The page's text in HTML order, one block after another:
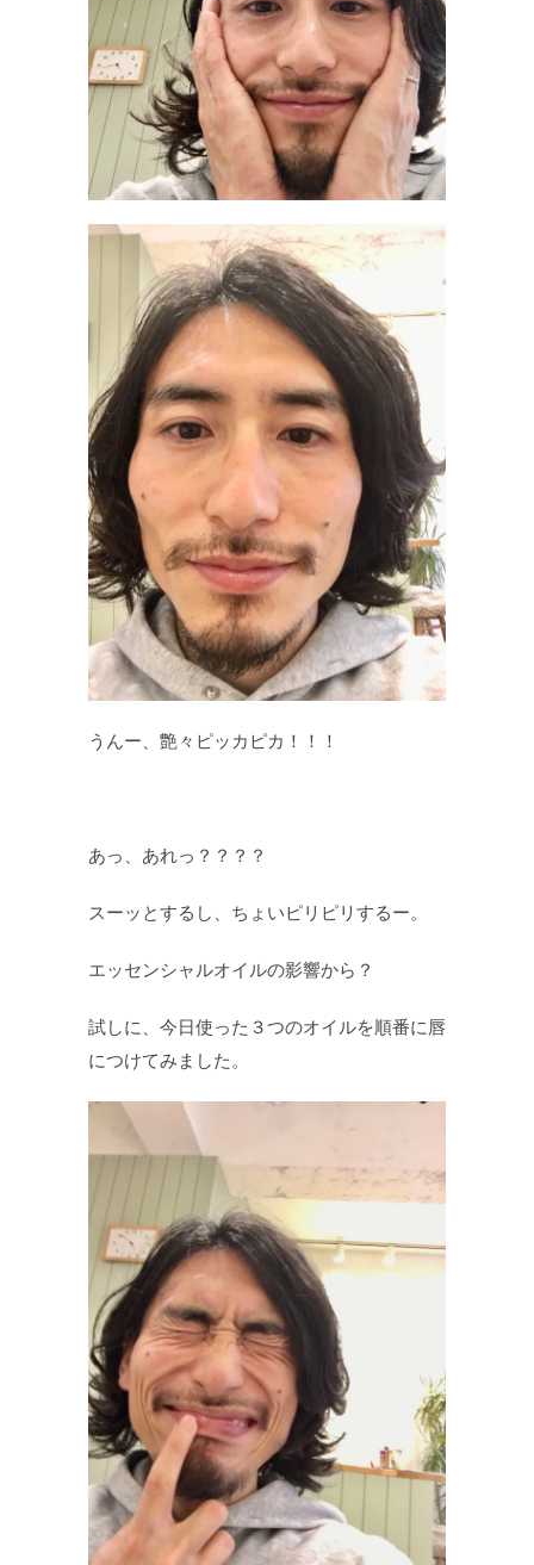
うんー、艶々ピッカピカ！！！
あっ、あれっ？？？？
スーッとするし、ちょいピリピリするー。
エッセンシャルオイルの影響から？
試しに、今日使った３つのオイルを順番に唇
につけてみました。